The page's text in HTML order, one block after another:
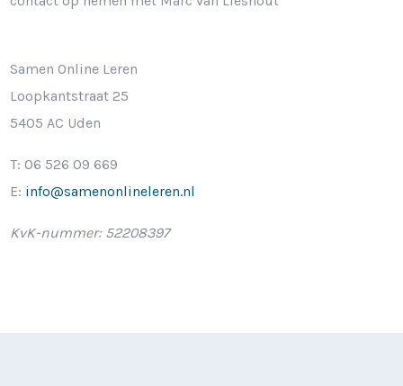
Samen Online Leren
Loopkantstraat 25
5405 AC Uden
T: 06 526 09 669
E: info@samenonlineleren.nl
KvK-nummer: 52208397